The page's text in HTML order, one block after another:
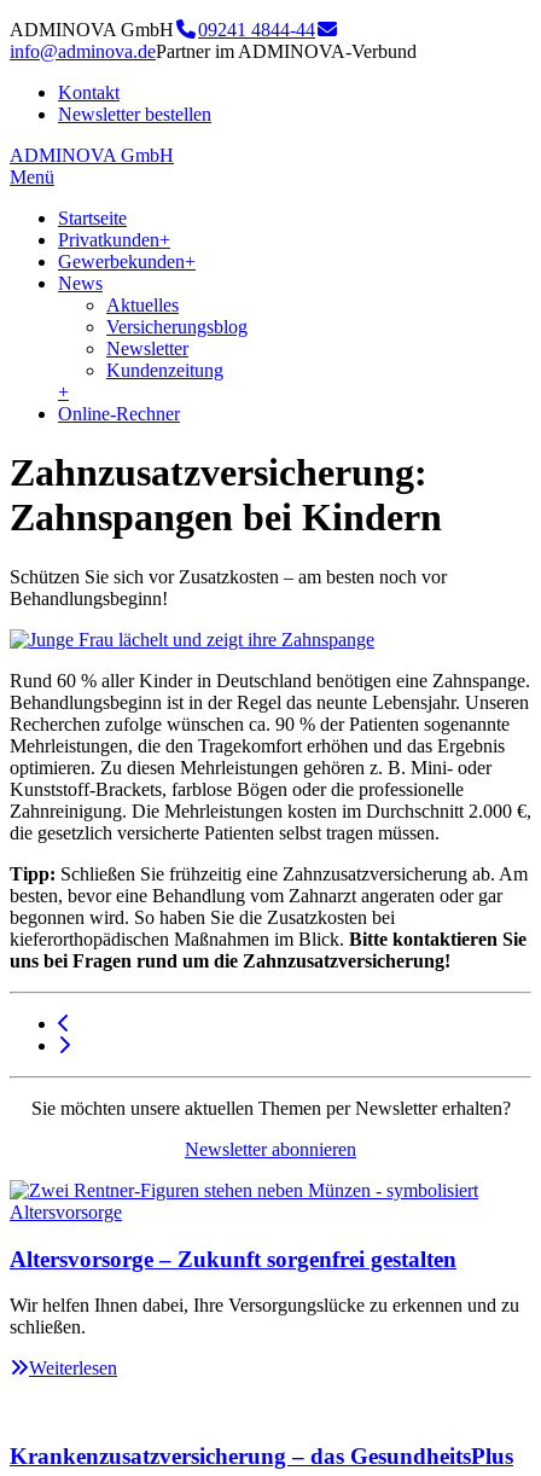
ADMINOVA GmbH
09241 4844-44
info@adminova.dePartner im ADMINOVA-Verbund
Kontakt
Newsletter bestellen
ADMINOVA GmbH
Menü
Startseite
Privatkunden+
Gewerbekunden+
News
Aktuelles
Versicherungsblog
Newsletter
Kundenzeitung
+
Online-Rechner
Zahnzusatzversicherung:
Zahnspangen bei Kindern
Schützen Sie sich vor Zusatzkosten – am besten noch vor
Behandlungsbeginn!
Rund 60 % aller Kinder in Deutschland benötigen eine Zahnspange.
Behandlungsbeginn ist in der Regel das neunte Lebensjahr. Unseren
Recherchen zufolge wünschen ca. 90 % der Patienten sogenannte
Mehrleistungen, die den Tragekomfort erhöhen und das Ergebnis
optimieren. Zu diesen Mehrleistungen gehören z. B. Mini- oder
Kunststoff-Brackets, farblose Bögen oder die professionelle
Zahnreinigung. Die Mehrleistungen kosten im Durchschnitt 2.000 €,
die gesetzlich versicherte Patienten selbst tragen müssen.
Tipp: Schließen Sie frühzeitig eine Zahnzusatzversicherung ab. Am
besten, bevor eine Behandlung vom Zahnarzt angeraten oder gar
begonnen wird. So haben Sie die Zusatzkosten bei
kieferorthopädischen Maßnahmen im Blick. Bitte kontaktieren Sie
uns bei Fragen rund um die Zahnzusatzversicherung!
Sie möchten unsere aktuellen Themen per Newsletter erhalten?
Newsletter abonnieren
Altersvorsorge – Zukunft sorgenfrei gestalten
Wir helfen Ihnen dabei, Ihre Versorgungslücke zu erkennen und zu
schließen.
Weiterlesen
Krankenzusatzversicherung – das GesundheitsPlus